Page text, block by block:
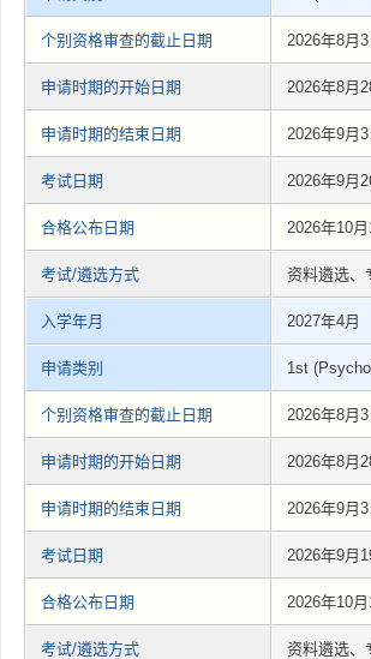
个别资格审查的截止日期 2026年8月3
申请时期的开始日期 2026年8月
申请时期的结束日期 2026年9月
考试日期 2026年9月
合格公布日期 2026年10月
考试/遴选方式 资料遴选、
入学年月 2027年4月
申请类别 1st
个别资格审查的截止日期 2026年8月3
申请时期的开始日期 2026年8月
申请时期的结束日期 2026年9月
考试日期 2026年9月
合格公布日期 2026年10月
考试/遴选方式 资料遴选、